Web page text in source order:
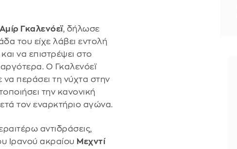
Αμίρ Γκαλενόεϊ, δήλωσε
του είχε λάβει εντολή
να επιστρέψει στο
Ο Γκαλενόεϊ
να περάσει τη νύχτα στην
την κανονική
τον εναρκτήριο αγώνα.
αντιδράσεις,
Ιρανού ακραίου Μεχντί